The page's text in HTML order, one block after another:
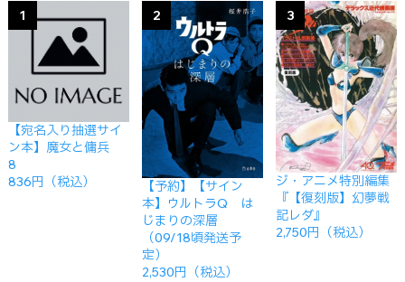
1
【宛名入り抽選サイ
ン本】魔女と傭兵
8
836円（税込）
2
【予約】【サイン
本】ウルトラQ は
じまりの深層
（09/18頃発送予
定）
2,530円（税込）
3
ジ・アニメ特別編集
『【復刻版】幻夢戦
記レダ』
2,750円（税込）